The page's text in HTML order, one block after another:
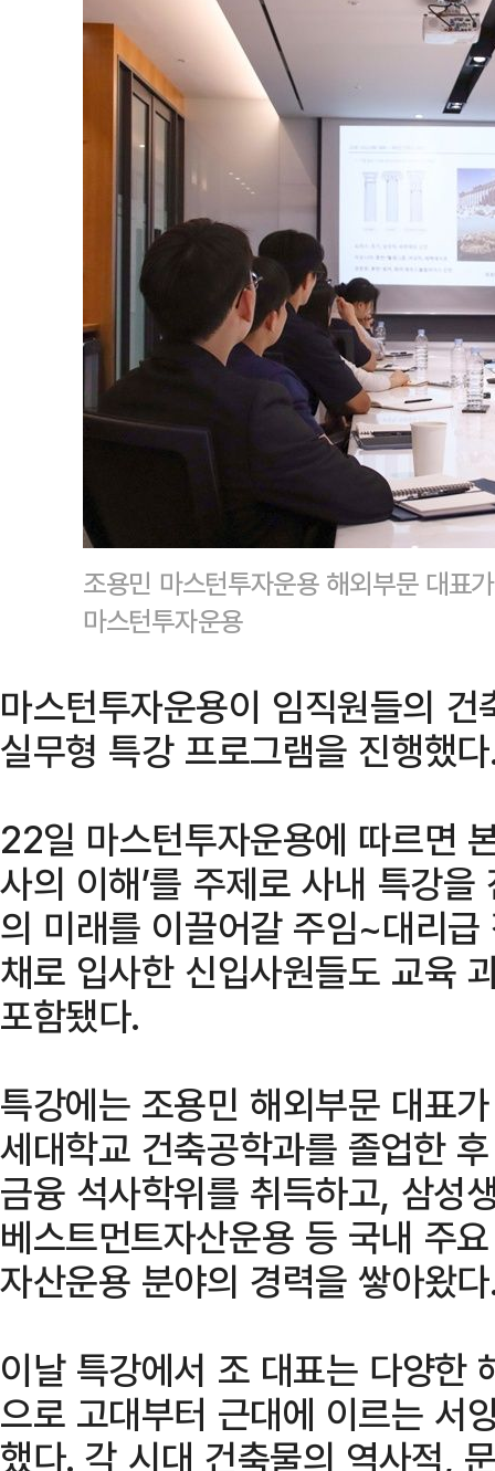
조용민 마스턴투자운용 해외부문 대
마스턴투자운용
마스턴투자운용이 임직원들의
실무형 특강 프로그램을 진행했
22일 마스턴투자운용에 따르면
사의 이해’를 주제로 사내 특강
의 미래를 이끌어갈 주임~대리
채로 입사한 신입사원들도 교육
포함됐다.
특강에는 조용민 해외부문 대표
세대학교 건축공학과를 졸업한
금융 석사학위를 취득하고, 삼성
베스트먼트자산운용 등 국내 주
자산운용 분야의 경력을 쌓아왔
이날 특강에서 조 대표는 다양한
으로 고대부터 근대에 이르는 서
했다. 각 시대 건축물의 역사적,